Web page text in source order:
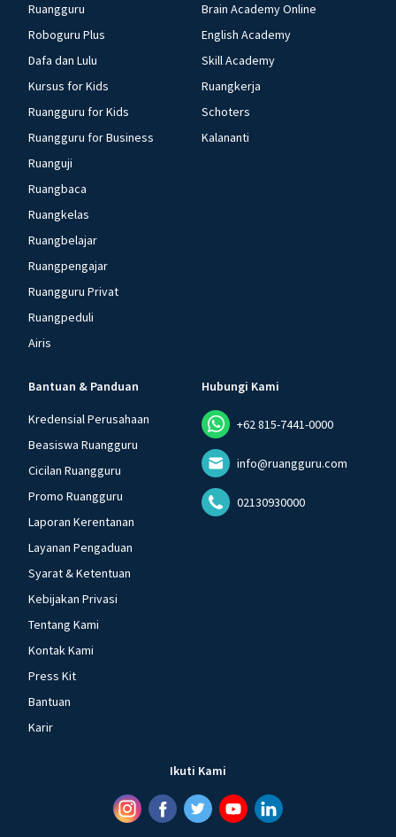
Ruangguru
Roboguru Plus
Dafa dan Lulu
Kursus for Kids
Ruangguru for Kids
Ruangguru for Business
Ruanguji
Ruangbaca
Ruangkelas
Ruangbelajar
Ruangpengajar
Ruangguru Privat
Ruangpeduli
Airis
Brain Academy Online
English Academy
Skill Academy
Ruangkerja
Schoters
Kalananti
Bantuan & Panduan
Kredensial Perusahaan
Beasiswa Ruangguru
Cicilan Ruangguru
Promo Ruangguru
Laporan Kerentanan
Layanan Pengaduan
Syarat & Ketentuan
Kebijakan Privasi
Tentang Kami
Kontak Kami
Press Kit
Bantuan
Karir
Hubungi Kami
+62 815-7441-0000
info@ruangguru.com
02130930000
Ikuti Kami